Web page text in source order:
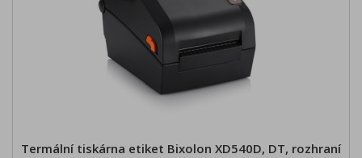
Termální tiskárna etiket Bixolon XD540D, DT, rozhraní